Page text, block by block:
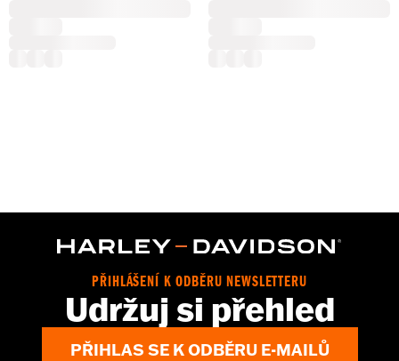
PŘIHLÁŠENÍ K ODBĚRU NEWSLETTERU
Udržuj si přehled
PŘIHLAS SE K ODBĚRU E-MAILŮ